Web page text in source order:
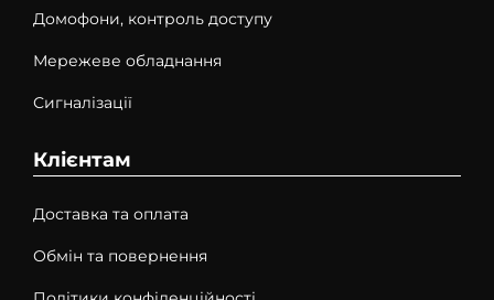
Домофони, контроль доступу
Мережеве обладнання
Сигналізації
Клієнтам
Доставка та оплата
Обмін та повернення